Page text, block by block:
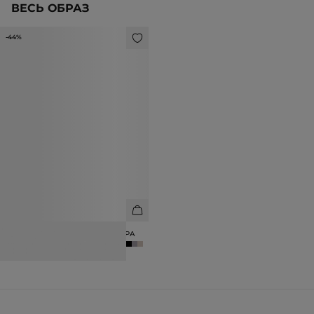
ВЕСЬ ОБРАЗ
-44%
ЖИЛЕТ ИЗ ШЕРСТИ И КАШЕМИРА